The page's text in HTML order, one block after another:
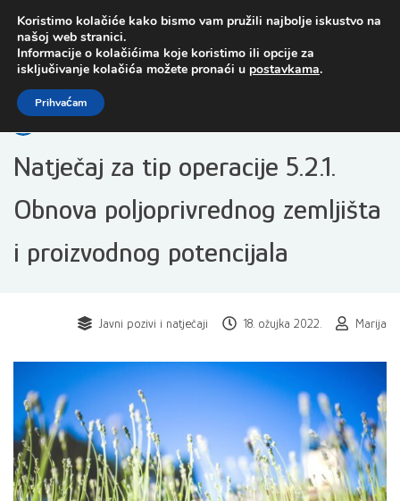
Open toolbar
sadržaj
Natječaj za tip operacije 5.2.1.
Obnova poljoprivrednog zemljišta
i proizvodnog potencijala
Javni pozivi i natječaji 18. ožujka 2022. Marija
Koristimo kolačiće kako bismo vam pružili najbolje iskustvo na
našoj web stranici.
Informacije o kolačićima koje koristimo ili opcije za
isključivanje kolačića možete pronaći u postavkama.
Prihvaćam